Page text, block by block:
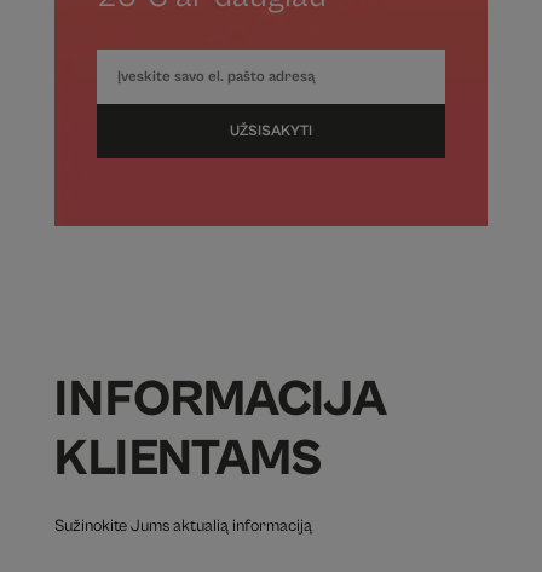
UŽSISAKYTI
INFORMACIJA
KLIENTAMS
Sužinokite Jums aktualią informaciją